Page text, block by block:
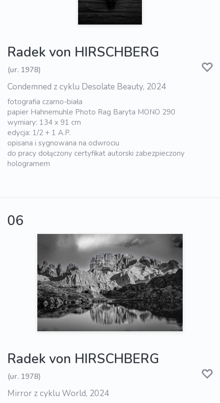
Radek von HIRSCHBERG
(ur. 1978)
Condemned z cyklu Desolate Beauty, 2024
fotografia czarno-biała
papier Hahnemuhle Photo Rag Baryta MONO 290
wymiary: 134 x 91 cm
edycja: 1/2 + 1 A.P.
opisana i sygnowana na odwrociu
do pracy dołączony certyfikat autorski zabezpieczony
hologramem
06
Radek von HIRSCHBERG
(ur. 1978)
Mirror z cyklu World, 2024